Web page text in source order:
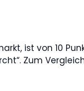
ist von 10
Zum